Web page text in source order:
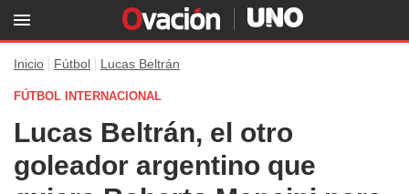
Inicio Fútbol Lucas Beltrán
FÚTBOL INTERNACIONAL
Lucas Beltrán, el otro
goleador argentino que